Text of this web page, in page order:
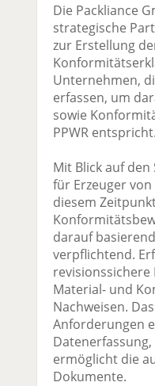
Die Packliance
strategische
zur Erstellung
Unternehmen,
erfassen, um
sowie
PPWR
Mit Blick auf
für Erzeuger
diesem
darauf
verpflichtend.
Material- und
Nachweisen.
Anforderungen
ermöglicht die
Dokumente.